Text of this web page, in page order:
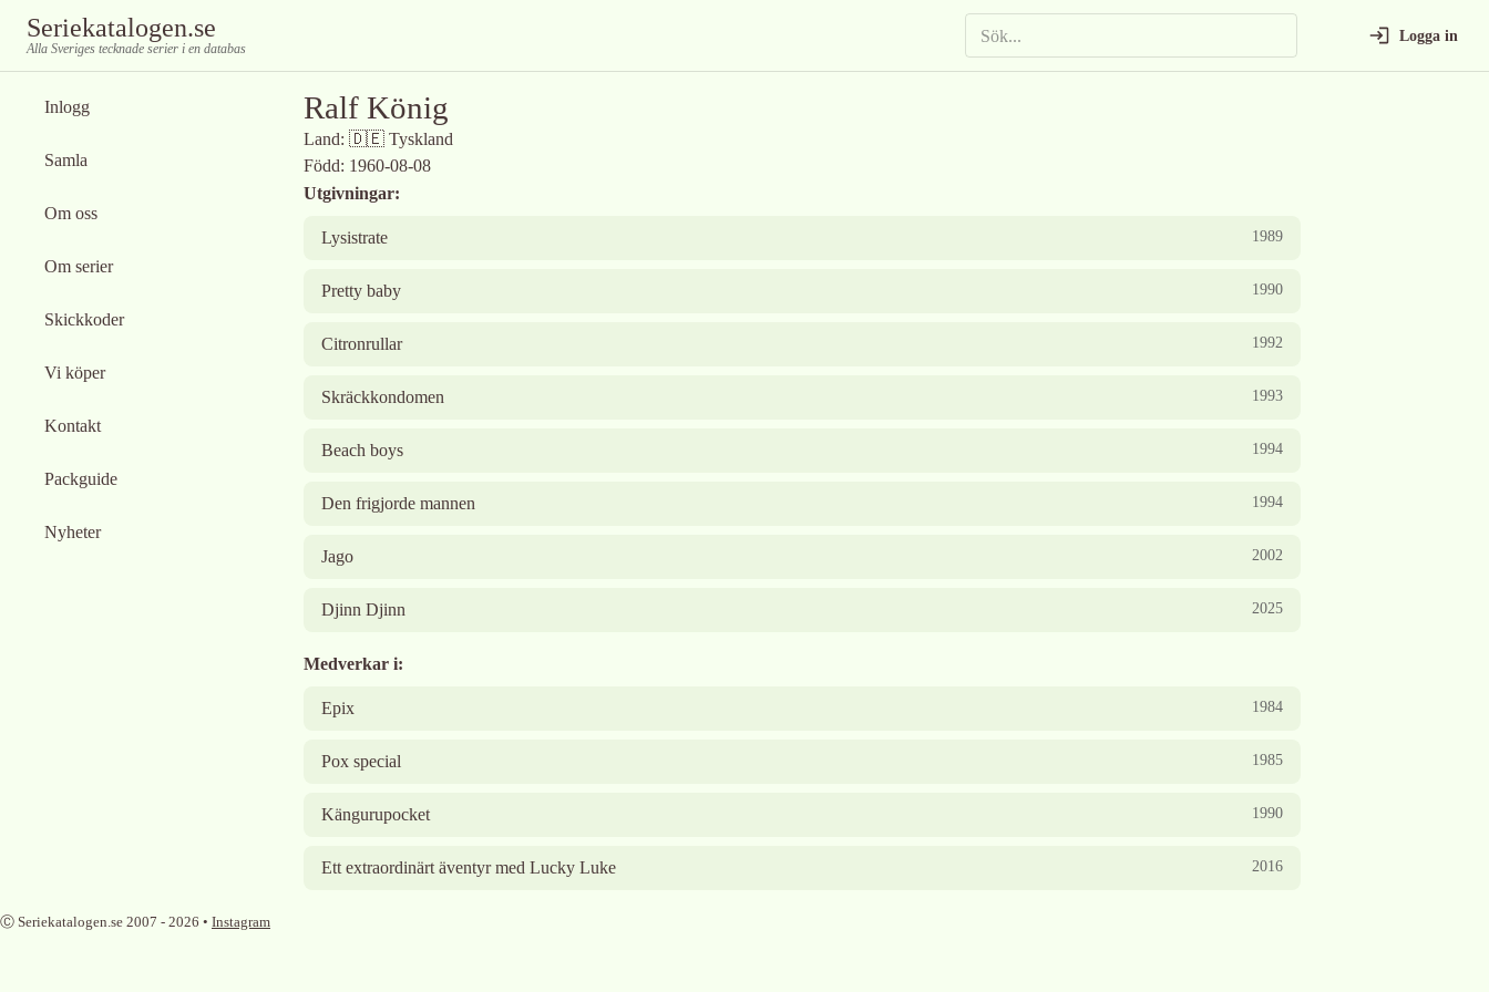
Seriekatalogen.se
Alla Sveriges tecknade serier i en databas
Logga in
Inlogg
Samla
Om oss
Om serier
Skickkoder
Vi köper
Kontakt
Packguide
Nyheter
Ralf König
Land: 🇩🇪 Tyskland
Född: 1960-08-08
Utgivningar:
Lysistrate 1989
Pretty baby 1990
Citronrullar 1992
Skräckkondomen 1993
Beach boys 1994
Den frigjorde mannen 1994
Jago 2002
Djinn Djinn 2025
Medverkar i:
Epix 1984
Pox special 1985
Kängurupocket 1990
Ett extraordinärt äventyr med Lucky Luke 2016
Ⓒ Seriekatalogen.se 2007 - 2026 • Instagram